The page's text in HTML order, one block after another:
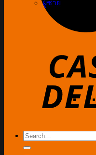
Search
for:
ผู้ชาย